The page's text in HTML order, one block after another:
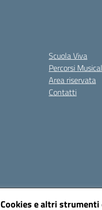
Cookies e altri
Scuola Viva
Percorsi
Area riservata
Contatti